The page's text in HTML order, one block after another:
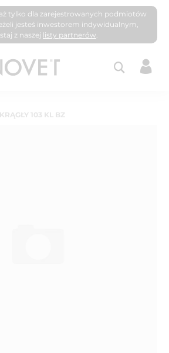
tylko dla zarejestrowanych podmiotów
jesteś inwestorem indywidualnym,
z naszej listy partnerów.
103 KL BZ